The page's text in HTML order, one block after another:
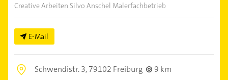
Creative Arbeiten Silvo Anschel Malerfachbetrieb
E-Mail
Schwendistr. 3,79102 Freiburg
9 km